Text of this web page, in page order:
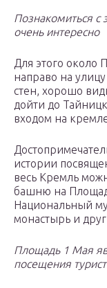
Познакомиться с
очень интересно
Для этого около
направо на
стен, хорошо
дойти до
входом на
истории
весь Кремль
башню на
Национальный
монастырь и
Площадь 1 Мая
посещения